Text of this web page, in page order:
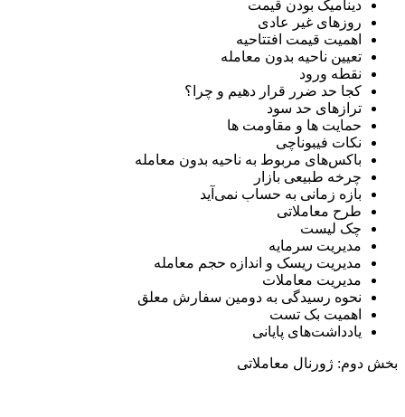
دینامیک بودن قیمت
روزهای غیر عادی
اهمیت قیمت افتتاحیه
تعیین ناحیه بدون معامله
نقطه ورود
کجا حد ضرر قرار دهیم و چرا؟
ترازهای حد سود
حمایت ها و مقاومت ها
نکات فیبوناچی
باکس‌های مربوط به ناحیه بدون معامله
چرخه طبیعی بازار
بازه زمانی به حساب نمی‌آید
طرح معاملاتی
چک لیست
مدیریت سرمایه
مدیریت ریسک و اندازه حجم معامله
مدیریت معاملات
نحوه رسیدگی به دومین سفارش معلق
اهمیت بک تست
یادداشت‌های پایانی
بخش دوم: ژورنال معاملاتی